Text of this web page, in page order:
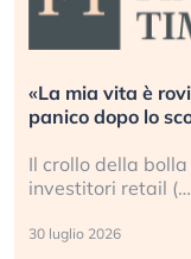
«La mia vita è
panico dopo lo
Il crollo della
investitori retail
30 luglio 2026